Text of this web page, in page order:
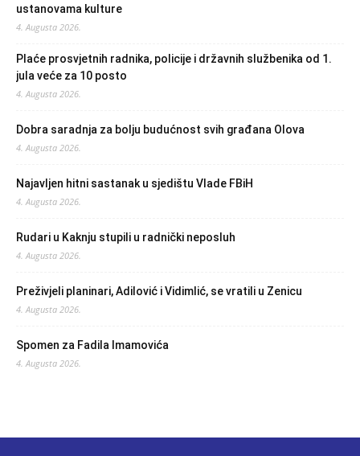
ustanovama kulture
4. Augusta 2026.
Plaće prosvjetnih radnika, policije i državnih službenika od 1.
jula veće za 10 posto
4. Augusta 2026.
Dobra saradnja za bolju budućnost svih građana Olova
4. Augusta 2026.
Najavljen hitni sastanak u sjedištu Vlade FBiH
4. Augusta 2026.
Rudari u Kaknju stupili u radnički neposluh
4. Augusta 2026.
Preživjeli planinari, Adilović i Vidimlić, se vratili u Zenicu
4. Augusta 2026.
Spomen za Fadila Imamovića
4. Augusta 2026.